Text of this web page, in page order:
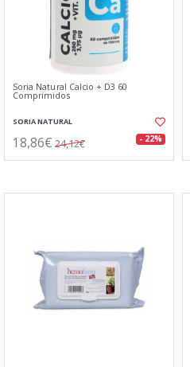
Soria Natural Calcio + D3 60
Comprimidos
SORIA NATURAL
18,86€ 24,12€ - 22%